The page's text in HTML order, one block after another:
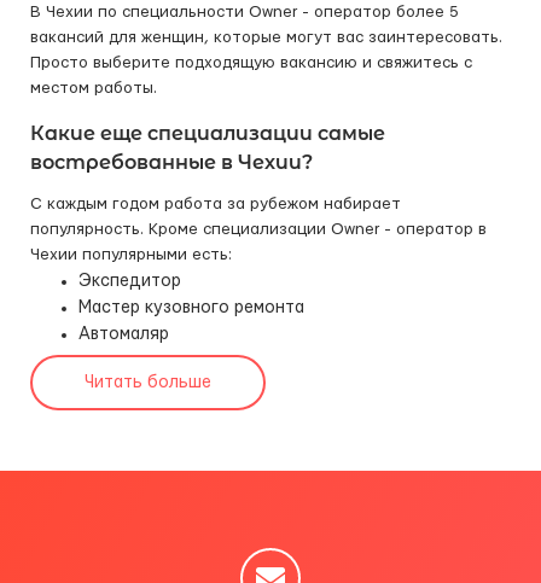
В Чехии по специальности Owner - оператор более 5
вакансий для женщин, которые могут вас заинтересовать.
Просто выберите подходящую вакансию и свяжитесь с
местом работы.
Какие еще специализации самые
востребованные в Чехии?
С каждым годом работа за рубежом набирает
популярность. Кроме специализации Owner - оператор в
Чехии популярными есть:
Экспедитор
Мастер кузовного ремонта
Автомаляр
Читать больше